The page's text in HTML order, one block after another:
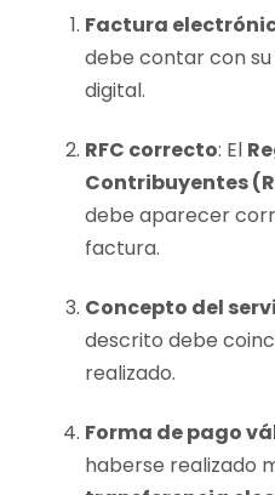
Factura
debe contar con
digital.
RFC correcto: El
Contribuyentes
debe aparecer
factura.
Concepto del
descrito debe
realizado.
Forma de pago
haberse realizado